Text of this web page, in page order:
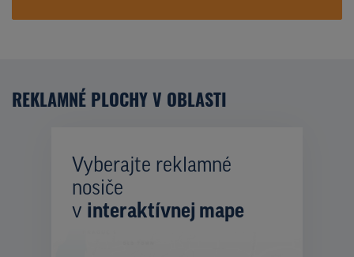
REKLAMNÉ PLOCHY V OBLASTI
Vyberajte reklamné
nosiče
v interaktívnej mape